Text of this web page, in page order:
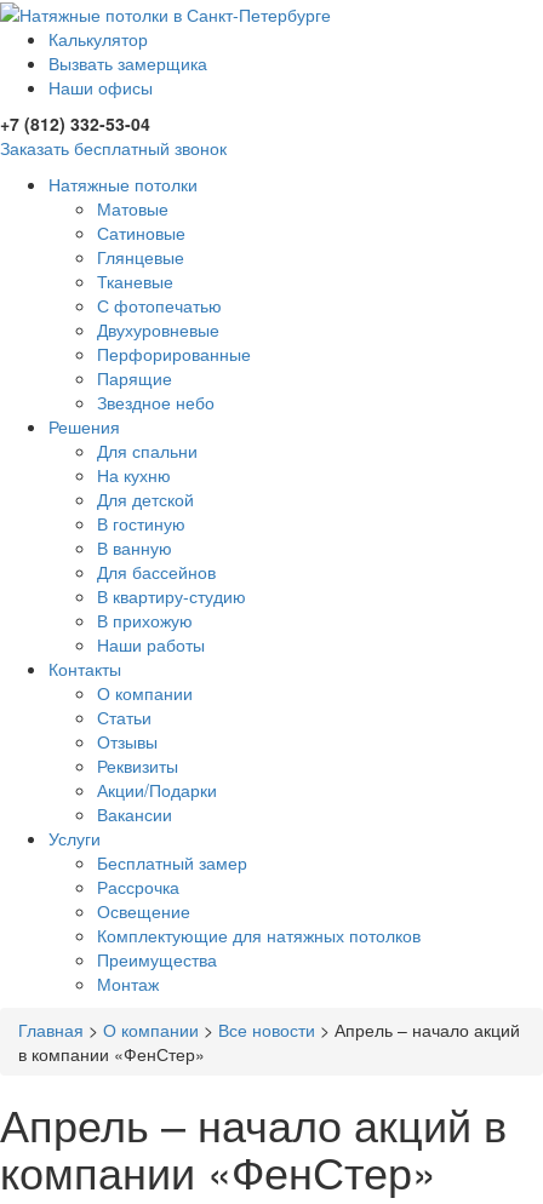
Калькулятор
Вызвать замерщика
Наши офисы
+7 (812) 332-53-04
Заказать бесплатный звонок
Натяжные потолки
Матовые
Сатиновые
Глянцевые
Тканевые
С фотопечатью
Двухуровневые
Перфорированные
Парящие
Звездное небо
Решения
Для спальни
На кухню
Для детской
В гостиную
В ванную
Для бассейнов
В квартиру-студию
В прихожую
Наши работы
Контакты
О компании
Статьи
Отзывы
Реквизиты
Акции/Подарки
Вакансии
Услуги
Бесплатный замер
Рассрочка
Освещение
Комплектующие для натяжных потолков
Преимущества
Монтаж
Главная > О компании > Все новости > Апрель – начало акций
в компании «ФенСтер»
Апрель – начало акций в
компании «ФенСтер»